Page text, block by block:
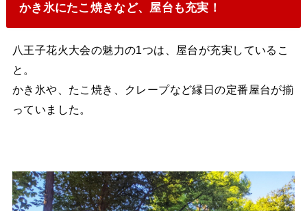
かき氷にたこ焼きなど、屋台も充実！
八王子花火大会の魅力の1つは、屋台が充実しているこ
と。
かき氷や、たこ焼き、クレープなど縁日の定番屋台が揃
っていました。